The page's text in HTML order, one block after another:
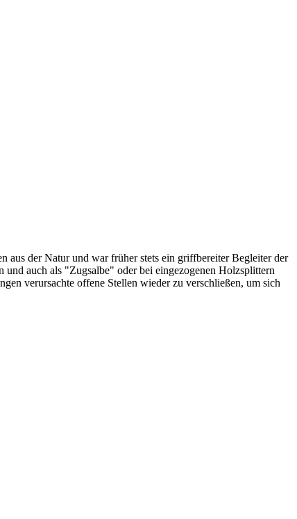
aus der Natur und war früher stets ein griffbereiter Begleiter der
auch als "Zugsalbe" oder bei eingezogenen Holzsplittern
verursachte offene Stellen wieder zu verschließen, um sich